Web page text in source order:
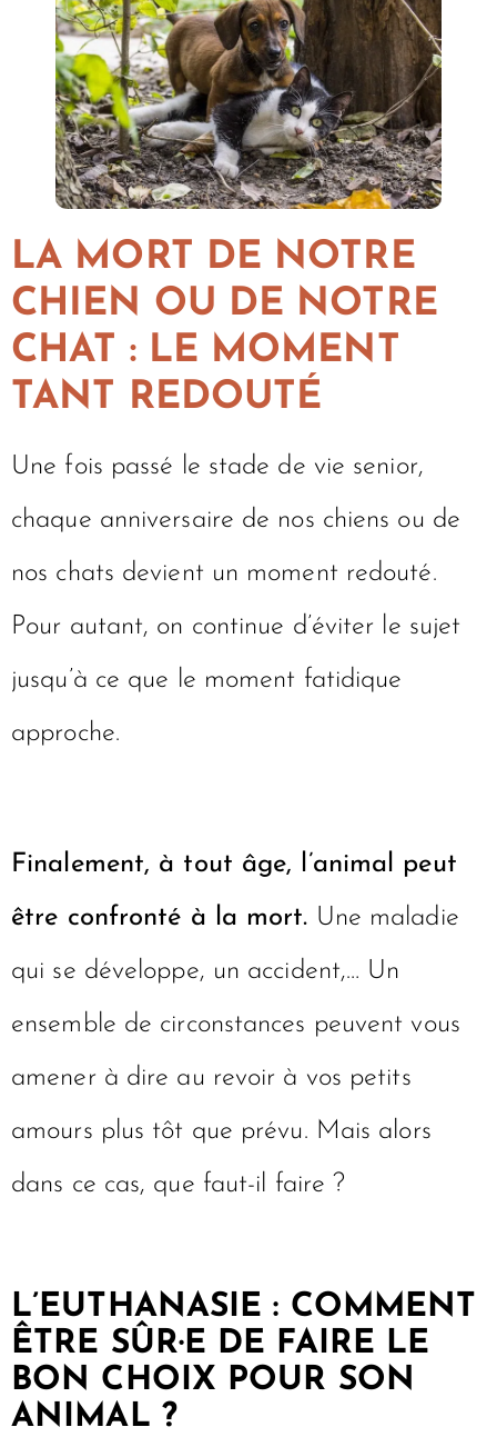
LA MORT DE NOTRE
CHIEN OU DE NOTRE
CHAT : LE MOMENT
TANT REDOUTÉ
Une fois passé le stade de vie senior,
chaque anniversaire de nos chiens ou de
nos chats devient un moment redouté.
Pour autant, on continue d’éviter le sujet
jusqu’à ce que le moment fatidique
approche.
Finalement, à tout âge, l’animal peut
être confronté à la mort. Une maladie
qui se développe, un accident,… Un
ensemble de circonstances peuvent vous
amener à dire au revoir à vos petits
amours plus tôt que prévu. Mais alors
dans ce cas, que faut-il faire ?
L’EUTHANASIE : COMMENT
ÊTRE SÛR·E DE FAIRE LE
BON CHOIX POUR SON
ANIMAL ?